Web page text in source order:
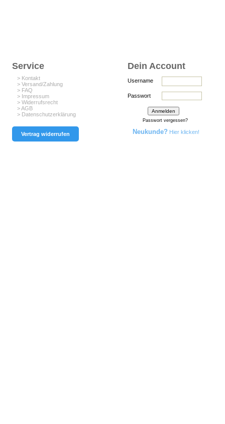
Service
> Kontakt
> Versand/Zahlung
> FAQ
> Impressum
> Widerrufsrecht
> AGB
> Datenschutzerklärung
Vertrag widerrufen
Dein Account
Username
Passwort
Passwort vergessen?
Neukunde? Hier klicken!